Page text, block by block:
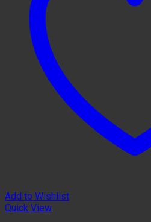
Add to Wishlist
Quick View